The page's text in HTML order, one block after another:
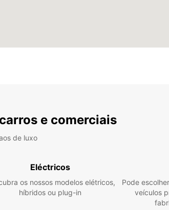
e comerciais
de luxo
Eléctricos
os nossos modelos elétricos,
híbridos ou plug-in
Pode
veículos